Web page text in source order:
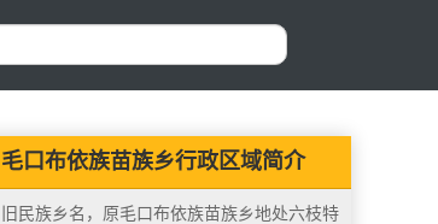
毛口布依族苗族乡行政区域简介
旧民族乡名，原毛口布依族苗族乡地处六枝特